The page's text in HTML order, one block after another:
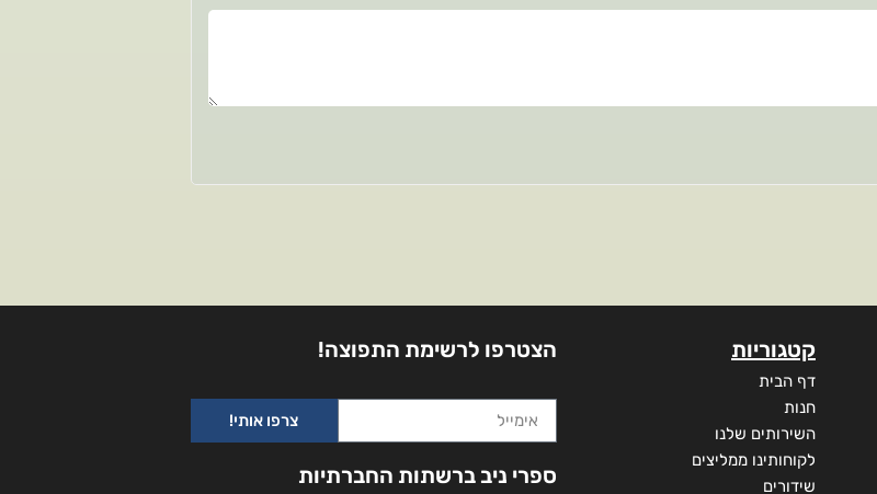
קטגוריות
דף הבית
חנות
השירותים שלנו
לקוחותינו ממליצים
שידורים
הצטרפו לרשימת התפוצה!
צרפו אותי!
ספרי ניב ברשתות החברתיות